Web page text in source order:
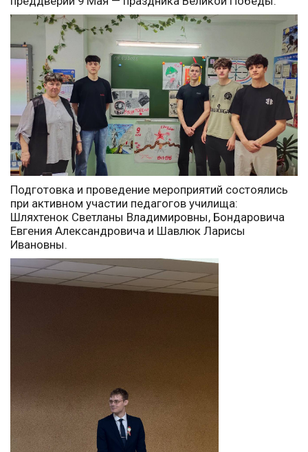
Подготовка и проведение мероприятий состоялись
при активном участии педагогов училища:
Шляхтенок Светланы Владимировны, Бондаровича
Евгения Александровича и Шавлюк Ларисы
Ивановны.